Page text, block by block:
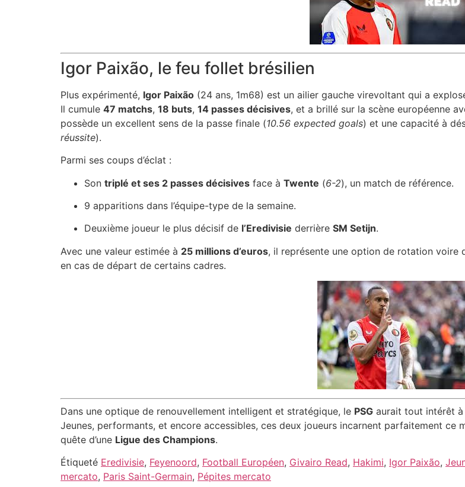
Igor Paixão, le feu follet brésilien
Plus expérimenté, Igor Paixão (24 ans, 1m68) est un ailier gauche virevoltant qui a
Il cumule 47 matchs, 18 buts, 14 passes décisives, et a brillé sur la scène européenne
possède un excellent sens de la passe finale (10.56 expected goals) et une capacité à
réussite).
Parmi ses coups d’éclat :
Son triplé et ses 2 passes décisives face à Twente (6-2), un match de référence.
9 apparitions dans l’équipe-type de la semaine.
Deuxième joueur le plus décisif de l’Eredivisie derrière SM Setijn.
Avec une valeur estimée à 25 millions d’euros, il représente une option de rotation voire
en cas de départ de certains cadres.
Dans une optique de renouvellement intelligent et stratégique, le PSG aurait tout intérêt
Jeunes, performants, et encore accessibles, ces deux joueurs incarnent parfaitement ce
quête d’une Ligue des Champions.
Étiqueté Eredivisie, Feyenoord, Football Européen, Givairo Read, Hakimi, Igor Paixão,
mercato, Paris Saint-Germain, Pépites mercato